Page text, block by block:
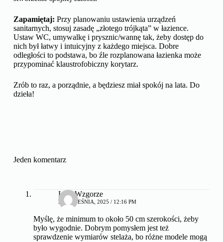
Zapamiętaj: Przy planowaniu ustawienia urządzeń
sanitarnych, stosuj zasadę „złotego trójkąta” w łazience.
Ustaw WC, umywalkę i prysznic/wannę tak, żeby dostęp do
nich był łatwy i intuicyjny z każdego miejsca. Dobre
odległości to podstawa, bo źle rozplanowana łazienka może
przypominać klaustrofobiczny korytarz.
Zrób to raz, a porządnie, a będziesz miał spokój na lata. Do
dzieła!
Jeden komentarz
LunaWzgorze
24 WRZEŚNIA, 2025 / 12:16 PM
Myślę, że minimum to około 50 cm szerokości, żeby
było wygodnie. Dobrym pomysłem jest też
sprawdzenie wymiarów stelaża, bo różne modele mogą